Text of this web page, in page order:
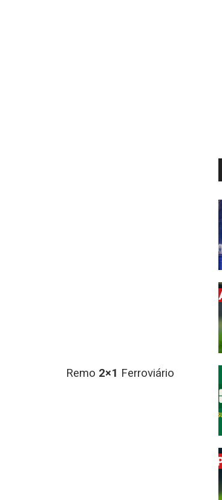
Remo 2×1 Ferroviário